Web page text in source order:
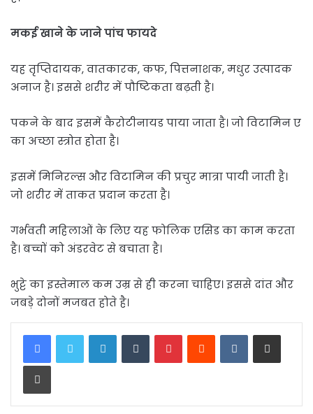
मकई खाने के जाने पांच फायदे
यह तृप्तिदायक, वातकारक, कफ, पित्तनाशक, मधुर उत्पादक
अनाज है। इससे शरीर में पौष्टिकता बढ़ती है।
पकने के बाद इसमें कैरोटीनायड पाया जाता है। जो विटामिन ए
का अच्छा स्त्रोत होता है।
इसमें मिनिरल्स और विटामिन की प्रचुर मात्रा पायी जाती है।
जो शरीर में ताकत प्रदान करता है।
गर्भवती महिलाओं के लिए यह फोलिक एसिड का काम करता
है। बच्चों को अंडरवेट से बचाता है।
भुट्टे का इस्तेमाल कम उम्र से ही करना चाहिए। इससे दांत और
जबड़े दोनों मजबत होते है।
LinkedInTumblrPinterestReddit VKontakteShare via Email
Print